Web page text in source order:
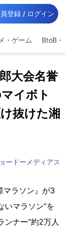
登録 / ログイン
・ゲーム BtoB・
大会名誉
イボト
抜けた湘
ードーメディアス
マラソン』が3
いマラソン”を
ンナー”約2万人